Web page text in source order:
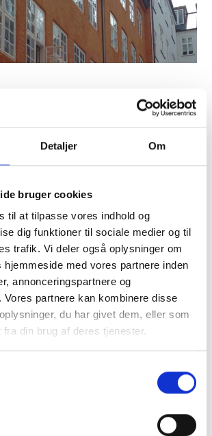
Detaljer Om
bruger cookies
til at tilpasse vores indhold og
dig funktioner til sociale medier og til
trafik. Vi deler også oplysninger om
hjemmeside med vores partnere inden
annonceringspartnere og
Vores partnere kan kombinere disse
du har givet dem, eller som
din brug af deres tjenester.
Tilstandsrapport
13